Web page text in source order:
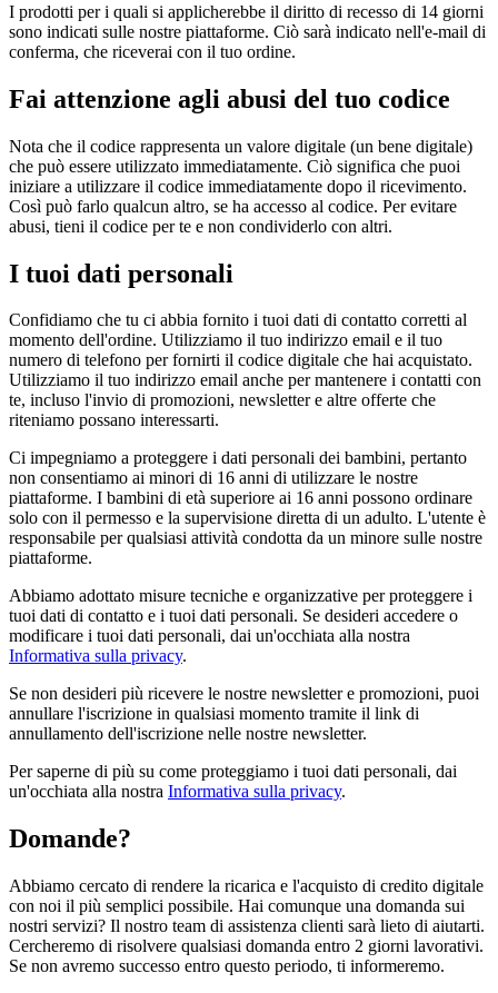
I prodotti per i quali si applicherebbe il diritto di recesso di 14 giorni
sono indicati sulle nostre piattaforme. Ciò sarà indicato nell'e-mail di
conferma, che riceverai con il tuo ordine.
Fai attenzione agli abusi del tuo codice
Nota che il codice rappresenta un valore digitale (un bene digitale)
che può essere utilizzato immediatamente. Ciò significa che puoi
iniziare a utilizzare il codice immediatamente dopo il ricevimento.
Così può farlo qualcun altro, se ha accesso al codice. Per evitare
abusi, tieni il codice per te e non condividerlo con altri.
I tuoi dati personali
Confidiamo che tu ci abbia fornito i tuoi dati di contatto corretti al
momento dell'ordine. Utilizziamo il tuo indirizzo email e il tuo
numero di telefono per fornirti il codice digitale che hai acquistato.
Utilizziamo il tuo indirizzo email anche per mantenere i contatti con
te, incluso l'invio di promozioni, newsletter e altre offerte che
riteniamo possano interessarti.
Ci impegniamo a proteggere i dati personali dei bambini, pertanto
non consentiamo ai minori di 16 anni di utilizzare le nostre
piattaforme. I bambini di età superiore ai 16 anni possono ordinare
solo con il permesso e la supervisione diretta di un adulto. L'utente è
responsabile per qualsiasi attività condotta da un minore sulle nostre
piattaforme.
Abbiamo adottato misure tecniche e organizzative per proteggere i
tuoi dati di contatto e i tuoi dati personali. Se desideri accedere o
modificare i tuoi dati personali, dai un'occhiata alla nostra
Informativa sulla privacy.
Se non desideri più ricevere le nostre newsletter e promozioni, puoi
annullare l'iscrizione in qualsiasi momento tramite il link di
annullamento dell'iscrizione nelle nostre newsletter.
Per saperne di più su come proteggiamo i tuoi dati personali, dai
un'occhiata alla nostra Informativa sulla privacy.
Domande?
Abbiamo cercato di rendere la ricarica e l'acquisto di credito digitale
con noi il più semplici possibile. Hai comunque una domanda sui
nostri servizi? Il nostro team di assistenza clienti sarà lieto di aiutarti.
Cercheremo di risolvere qualsiasi domanda entro 2 giorni lavorativi.
Se non avremo successo entro questo periodo, ti informeremo.